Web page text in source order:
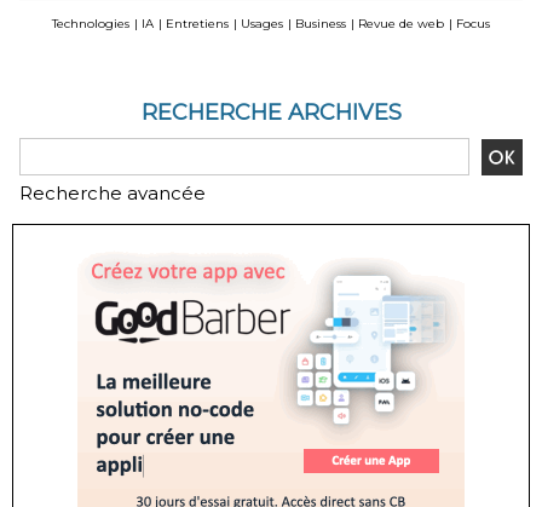
Technologies | IA | Entretiens | Usages | Business | Revue de web | Focus
RECHERCHE ARCHIVES
Recherche avancée